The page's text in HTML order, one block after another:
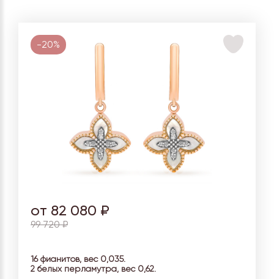
-20%
от 82 080 ₽
99 720 ₽
16 фианитов, вес 0,035.
2 белых перламутра, вес0,62.